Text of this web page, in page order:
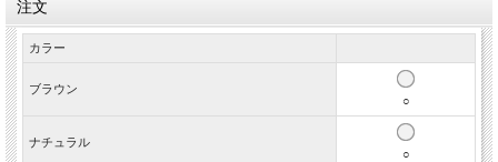
注文
カラー
ブラウン
○
ナチュラル
○